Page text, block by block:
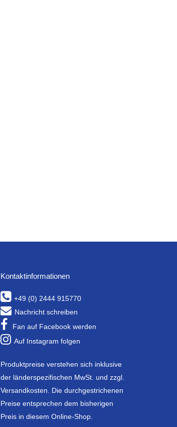
Kontaktinformationen
+49 (0) 2444 915770
Nachricht schreiben
Fan auf Facebook werden
Auf Instagram folgen
Produktpreise verstehen sich inklusive
der länderspezifischen MwSt. und zzgl.
Versandkosten. Die durchgestrichenen
Preise entsprechen dem bisherigen
Preis in diesem Online-Shop.